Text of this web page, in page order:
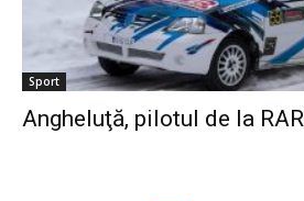
Sport
Angheluţă, pilotul de la RAR